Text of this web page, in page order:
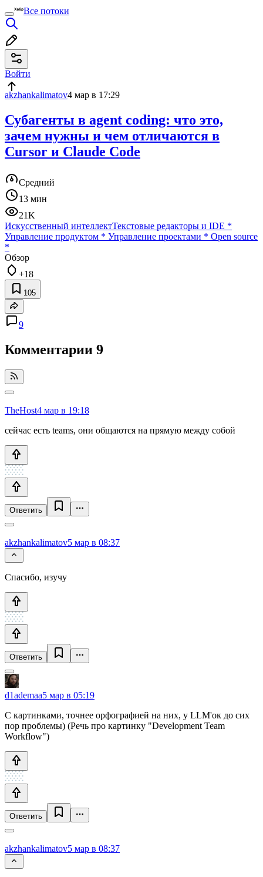
Все потоки
Войти
akzhankalimatov4 мар в 17:29
Субагенты в agent coding: что это,
зачем нужны и чем отличаются в
Cursor и Claude Code
Средний
13 мин
21K
Искусственный интеллектТекстовые редакторы и IDE *
Управление продуктом * Управление проектами * Open source
*
Обзор
+18
105
9
Комментарии 9
TheHost4 мар в 19:18
сейчас есть teams, они общаются на прямую между собой
Ответить
akzhankalimatov5 мар в 08:37
Спасибо, изучу
Ответить
d1ademaa5 мар в 05:19
С картинками, точнее орфографией на них, у LLM'ок до сих
пор проблемы) (Речь про картинку "Development Team
Workflow")
Ответить
akzhankalimatov5 мар в 08:37